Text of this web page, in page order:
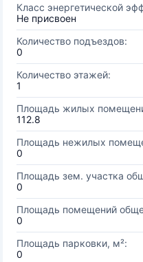
Класс энергетической
Не присвоен
Количество подъездов:
0
Количество этажей:
1
Площадь жилых
112.8
Площадь нежилых
0
Площадь зем. участка
0
Площадь помещений
0
Площадь парковки, м²:
0